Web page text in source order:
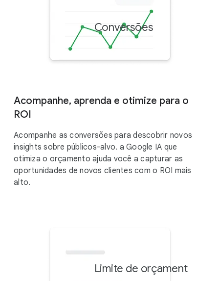
Conversões
Acompanhe, aprenda e otimize para o
ROI
Acompanhe as conversões para descobrir novos
insights sobre públicos-alvo. a Google IA que
otimiza o orçamento ajuda você a capturar as
oportunidades de novos clientes com o ROI mais
alto.
Limite de orçamento